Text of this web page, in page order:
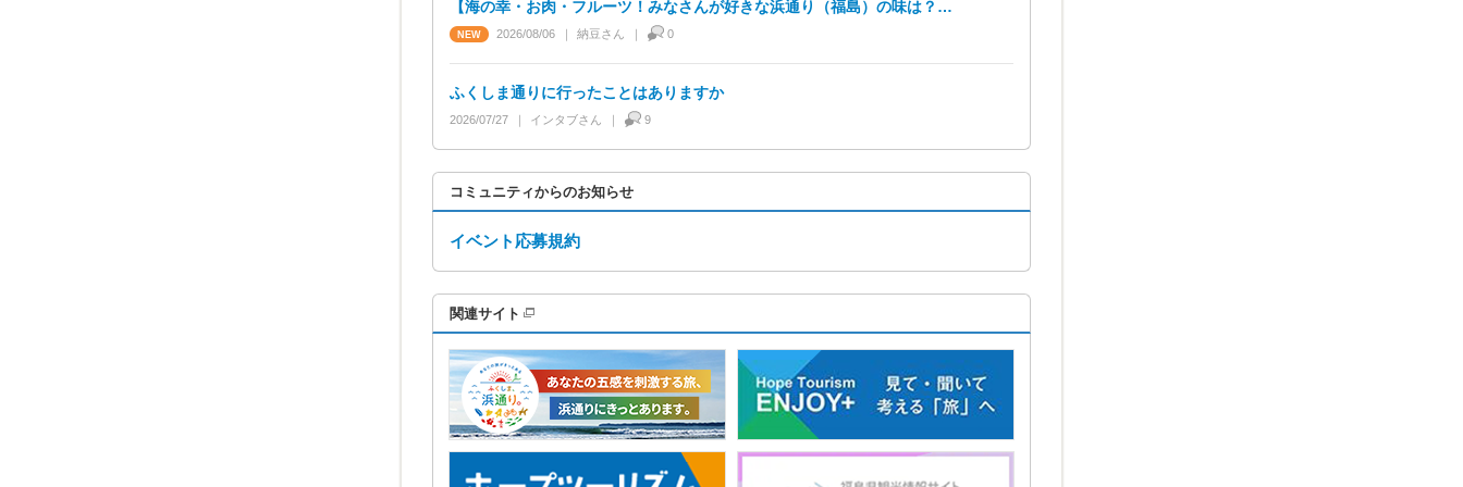
【海の幸・お肉・フルーツ！みなさんが好きな浜通り（福島）の味は？…
2026/08/06 納豆さん 0
ふくしま通りに行ったことはありますか
2026/07/27 インタブさん 9
コミュニティからのお知らせ
イベント応募規約
関連サイト